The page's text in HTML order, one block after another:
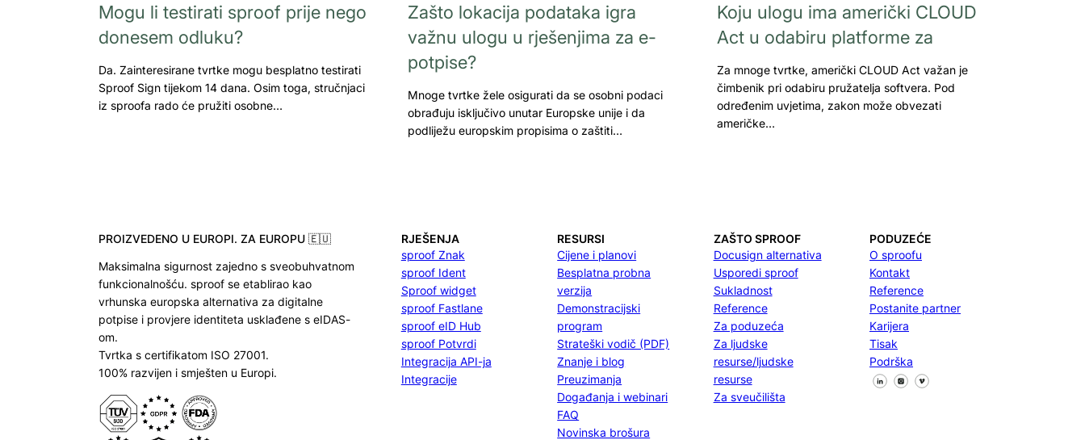
Mogu li testirati sproof prije nego
donesem odluku?
Da. Zainteresirane tvrtke mogu besplatno testirati
Sproof Sign tijekom 14 dana. Osim toga, stručnjaci
iz sproofa rado će pružiti osobne…
Zašto lokacija podataka igra
važnu ulogu u rješenjima za e-
potpise?
Mnoge tvrtke žele osigurati da se osobni podaci
obrađuju isključivo unutar Europske unije i da
podliježu europskim propisima o zaštiti…
Koju ulogu ima američki CLOUD
Act u odabiru platforme za
Za mnoge tvrtke, američki CLOUD Act važan je
čimbenik pri odabiru pružatelja softvera. Pod
određenim uvjetima, zakon može obvezati
američke…
PROIZVEDENO U EUROPI. ZA EUROPU 🇪🇺
Maksimalna sigurnost zajedno s sveobuhvatnom
funkcionalnošću. sproof se etablirao kao
vrhunska europska alternativa za digitalne
potpise i provjere identiteta usklađene s eIDAS-
om.
Tvrtka s certifikatom ISO 27001.
100% razvijen i smješten u Europi.
RJEŠENJA
sproof Znak
sproof Ident
Sproof widget
sproof Fastlane
sproof eID Hub
sproof Potvrdi
Integracija API-ja
Integracije
RESURSI
Cijene i planovi
Besplatna probna
verzija
Demonstracijski
program
Strateški vodič (PDF)
Znanje i blog
Preuzimanja
Događanja i webinari
FAQ
Novinska brošura
ZAŠTO SPROOF
Docusign alternativa
Usporedi sproof
Sukladnost
Reference
Za poduzeća
Za ljudske
resurse/ljudske
resurse
Za sveučilišta
PODUZEĆE
O sproofu
Kontakt
Reference
Postanite partner
Karijera
Tisak
Podrška
Pratite nas na Facebooku
Pratite nas na X
Pratite nas na LinkedInu